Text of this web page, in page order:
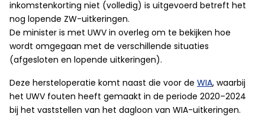
inkomstenkorting niet (volledig) is uitgevoerd betreft het
nog lopende ZW-uitkeringen.
De minister is met UWV in overleg om te bekijken hoe
wordt omgegaan met de verschillende situaties
(afgesloten en lopende uitkeringen).
Deze hersteloperatie komt naast die voor de WIA, waarbij
het UWV fouten heeft gemaakt in de periode 2020–2024
bij het vaststellen van het dagloon van WIA-uitkeringen.